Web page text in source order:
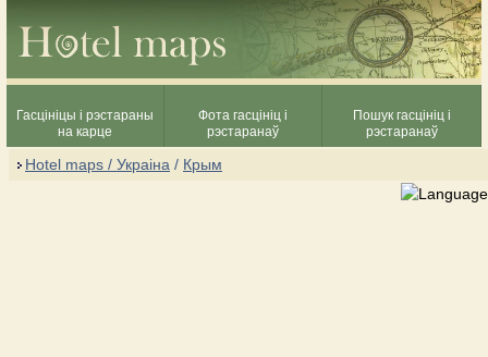
Гасцініцы і рэстараны
на карце
Фота гасцініц і
рэстаранаў
Пошук гасцініц і
рэстаранаў
Hotel maps / Украіна / Крым